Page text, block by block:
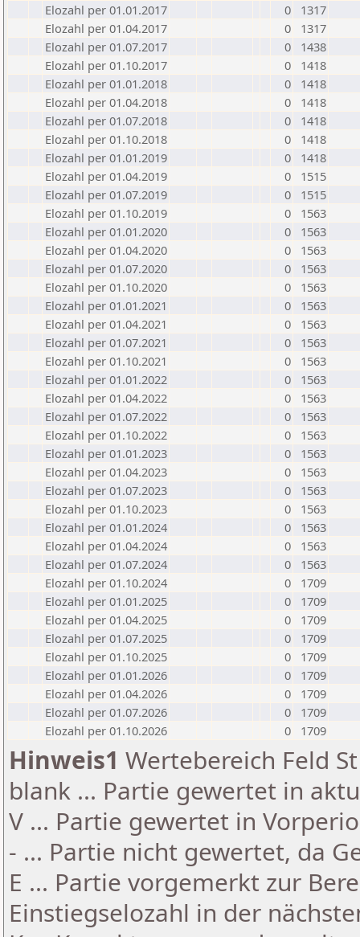
Elozahl per 01.01.2017
0
1317
Elozahl per 01.04.2017
0
1317
Elozahl per 01.07.2017
0
1438
Elozahl per 01.10.2017
0
1418
Elozahl per 01.01.2018
0
1418
Elozahl per 01.04.2018
0
1418
Elozahl per 01.07.2018
0
1418
Elozahl per 01.10.2018
0
1418
Elozahl per 01.01.2019
0
1418
Elozahl per 01.04.2019
0
1515
Elozahl per 01.07.2019
0
1515
Elozahl per 01.10.2019
0
1563
Elozahl per 01.01.2020
0
1563
Elozahl per 01.04.2020
0
1563
Elozahl per 01.07.2020
0
1563
Elozahl per 01.10.2020
0
1563
Elozahl per 01.01.2021
0
1563
Elozahl per 01.04.2021
0
1563
Elozahl per 01.07.2021
0
1563
Elozahl per 01.10.2021
0
1563
Elozahl per 01.01.2022
0
1563
Elozahl per 01.04.2022
0
1563
Elozahl per 01.07.2022
0
1563
Elozahl per 01.10.2022
0
1563
Elozahl per 01.01.2023
0
1563
Elozahl per 01.04.2023
0
1563
Elozahl per 01.07.2023
0
1563
Elozahl per 01.10.2023
0
1563
Elozahl per 01.01.2024
0
1563
Elozahl per 01.04.2024
0
1563
Elozahl per 01.07.2024
0
1563
Elozahl per 01.10.2024
0
1709
Elozahl per 01.01.2025
0
1709
Elozahl per 01.04.2025
0
1709
Elozahl per 01.07.2025
0
1709
Elozahl per 01.10.2025
0
1709
Elozahl per 01.01.2026
0
1709
Elozahl per 01.04.2026
0
1709
Elozahl per 01.07.2026
0
1709
Elozahl per 01.10.2026
0 1709
Hinweis1 Wertebereich Feld
blank ... Partie gewertet in
V ... Partie gewertet in
- ... Partie nicht gewertet, da
E ... Partie vorgemerkt zur
Einstiegselozahl in der